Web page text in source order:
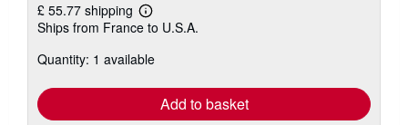
£ 55.77 shipping
Learn
more
shipping
Ships from France to U.S.A.
Quantity: 1 available
Add to basket